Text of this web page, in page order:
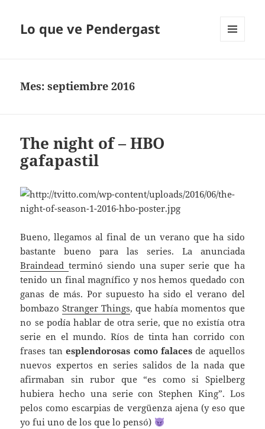
Lo que ve Pendergast
Mes:septiembre 2016
The night of – HBO
gafapastil
Bueno, llegamos al final de un verano que ha sido
bastante bueno para las series. La anunciada
Braindead terminó siendo una super serie que ha
tenido un final magnífico y nos hemos quedado con
ganas de más. Por supuesto ha sido el verano del
bombazoStranger Things, que había momentos que
no se podía hablar de otra serie, que no existía otra
serie en el mundo. Ríos de tinta han corrido con
frases tanesplendorosas como falacesde aquellos
nuevos expertos en series salidos de la nada que
afirmaban sin rubor que “es como si Spielberg
hubiera hecho una serie con Stephen King”. Los
pelos como escarpias de vergüenza ajena (y eso que
yo fui uno de los que lo pensó)